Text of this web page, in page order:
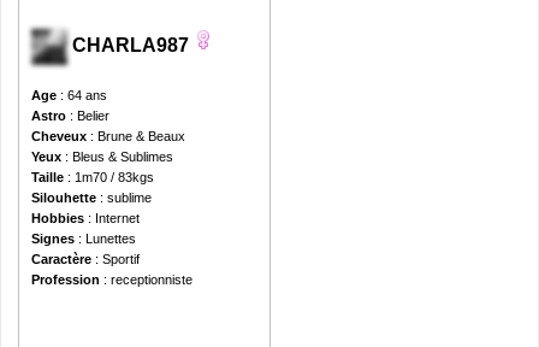
CHARLA987
Age : 64 ans
Astro : Belier
Cheveux : Brune & Beaux
Yeux : Bleus & Sublimes
Taille : 1m70 / 83kgs
Silouhette : sublime
Hobbies : Internet
Signes : Lunettes
Caractère : Sportif
Profession : receptionniste